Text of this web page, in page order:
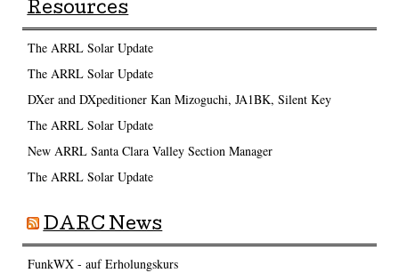
Resources
The ARRL Solar Update
The ARRL Solar Update
DXer and DXpeditioner Kan Mizoguchi, JA1BK, Silent Key
The ARRL Solar Update
New ARRL Santa Clara Valley Section Manager
The ARRL Solar Update
DARC News
FunkWX - auf Erholungskurs